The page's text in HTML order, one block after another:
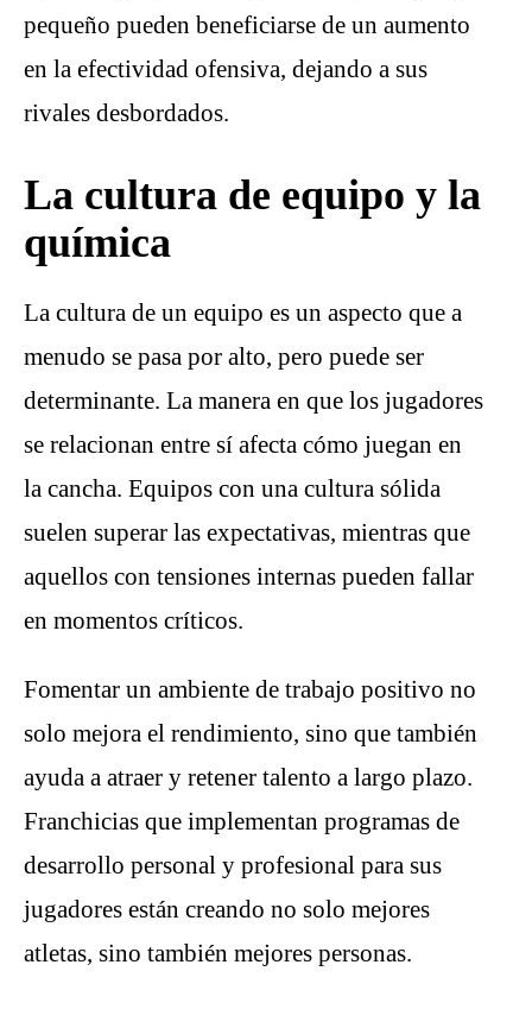
pequeño pueden beneficiarse de un aumento
en la efectividad ofensiva, dejando a sus
rivales desbordados.
La cultura de equipo y la
química
La cultura de un equipo es un aspecto que a
menudo se pasa por alto, pero puede ser
determinante. La manera en que los jugadores
se relacionan entre sí afecta cómo juegan en
la cancha. Equipos con una cultura sólida
suelen superar las expectativas, mientras que
aquellos con tensiones internas pueden fallar
en momentos críticos.
Fomentar un ambiente de trabajo positivo no
solo mejora el rendimiento, sino que también
ayuda a atraer y retener talento a largo plazo.
Franchicias que implementan programas de
desarrollo personal y profesional para sus
jugadores están creando no solo mejores
atletas, sino también mejores personas.